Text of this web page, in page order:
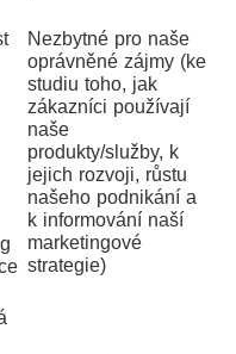
Nezbytné pro naše
oprávněné zájmy (ke
studiu toho, jak
zákazníci používají
naše
produkty/služby, k
jejich rozvoji, růstu
našeho podnikání a
k informování naší
marketingové
strategie)